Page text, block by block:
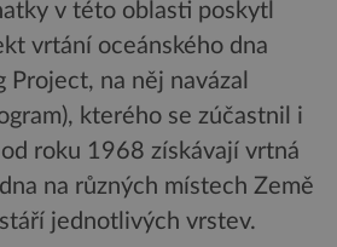
v této oblasti poskytl
vrtání oceánského dna
Project, na něj navázal
kterého se zúčastnil i
roku 1968 získávají vrtná
na různých místech Země
jednotlivých vrstev.